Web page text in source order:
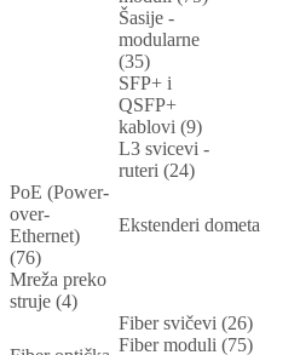
Šasije -
modularne
(35)
SFP+ i
QSFP+
kablovi (9)
L3 svicevi -
ruteri (24)
PoE (Power-
over-
Ethernet)
(76)
Ekstenderi dometa
Mreža preko
struje (4)
Fiber svičevi (26)
Fiber moduli (75)